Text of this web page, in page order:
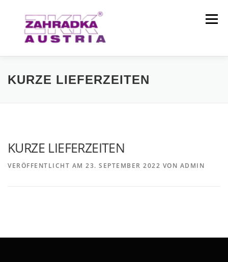
Menü
PRODUKTE MELKZEUGSPÜLER
KURZE LIEFERZEITEN
KURZE LIEFERZEITEN
VERÖFFENTLICHT AM 23. SEPTEMBER 2022 VON ADMIN